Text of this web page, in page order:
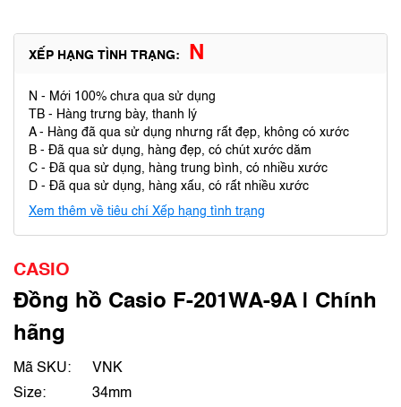
XẾP HẠNG TÌNH TRẠNG: N
N - Mới 100% chưa qua sử dụng
TB - Hàng trưng bày, thanh lý
A - Hàng đã qua sử dụng nhưng rất đẹp, không có xước
B - Đã qua sử dụng, hàng đẹp, có chút xước dăm
C - Đã qua sử dụng, hàng trung bình, có nhiều xước
D - Đã qua sử dụng, hàng xấu, có rất nhiều xước
Xem thêm về tiêu chí Xếp hạng tình trạng
CASIO
Đồng hồ Casio F-201WA-9A | Chính
hãng
Mã SKU:
VNK
Size:
34mm